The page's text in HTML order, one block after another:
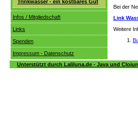
Trinkwasser - ein kostbares Gut
Infos / Mitgliedschaft
Links
Spenden
Impressum - Datenschutz
Bei der
Link
Weitere
Unterstützt durch Laliluna.de - Java und